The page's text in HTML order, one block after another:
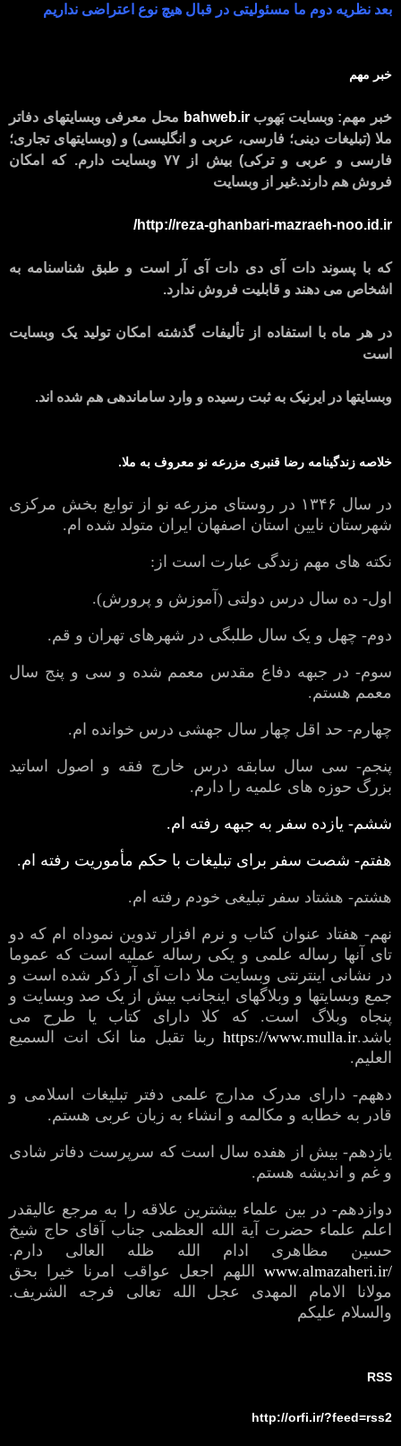
بعد نظریه دوم ما مسئولیتی در قبال هیچ نوع اعتراضی نداریم
خبر مهم
خبر مهم: وبسایت بَهوبbahweb.ir محل معرفی وبسایتهای دفاتر
ملا (تبلیغات دینی؛ فارسی، عربی و انگلیسی) و (وبسایتهای تجاری؛
فارسی و عربی و ترکی) بیش از ۷۷ وبسایت دارم. که امکان
فروش هم دارند.غیر از وبسایت
http://reza-ghanbari-mazraeh-noo.id.ir/
که با پسوند دات آی دی دات آی آر است و طبق شناسنامه به
اشخاص می دهند و قابلیت فروش ندارد.
در هر ماه با استفاده از تألیفات گذشته امکان تولید یک وبسایت
است
وبسایتها در ایرنیک به ثبت رسیده و وارد ساماندهی هم شده اند.
خلاصه زندگینامه رضا قنبری مزرعه نو معروف به ملا.
در سال ۱۳۴۶ در روستای مزرعه نو از توابع بخش مرکزی
شهرستان نایین استان اصفهان ایران متولد شده ام.
نکته های مهم زندگی عبارت است از:
اول- ده سال درس دولتی (آموزش و پرورش).
دوم- چهل و یک سال طلبگی در شهرهای تهران و قم.
سوم- در جبهه دفاع مقدس معمم شده و سی و پنج سال
معمم هستم.
چهارم- حد اقل چهار سال جهشی درس خوانده ام.
پنجم- سی سال سابقه درس خارج فقه و اصول اساتید
بزرگ حوزه های علمیه را دارم.
ششم- یازده سفر به جبهه رفته ام.
هفتم- شصت سفر برای تبلیغات با حکم مأموریت رفته ام.
هشتم- هشتاد سفر تبلیغی خودم رفته ام.
نهم- هفتاد عنوان کتاب و نرم افزار تدوین نموداه ام که دو
تای آنها رساله علمی و یکی رساله عملیه است که عموما
در نشانی اینترنتی وبسایت ملا دات آی آر ذکر شده است و
جمع وبسایتها و وبلاگهای اینجانب بیش از یک صد وبسایت و
پنجاه وبلاگ است. که کلا دارای کتاب یا طرح می
باشد.https://www.mulla.ir ربنا تقبل منا انک انت السمیع
العلیم.
دههم- دارای مدرک مدارج علمی دفتر تبلیغات اسلامی و
قادر به خطابه و مکالمه و انشاء به زبان عربی هستم.
یازدهم- بیش از هفده سال است که سرپرست دفاتر شادی
و غم و اندیشه هستم.
دوازدهم- در بین علماء بیشترین علاقه را به مرجع عالیقدر
اعلم علماء حضرت آیة الله العظمی جناب آقای حاج شیخ
حسین مظاهری ادام الله ظله العالی دارم.
www.almazaheri.ir/ اللهم اجعل عواقب امرنا خیرا بحق
مولانا الامام المهدی عجل الله تعالی فرجه الشریف.
والسلام علیکم
RSS
http://orfi.ir/?feed=rss2